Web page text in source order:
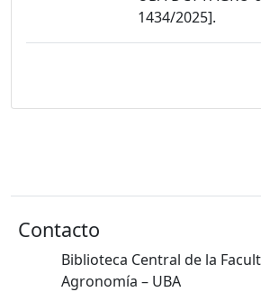
1434/2025].
Contacto
Biblioteca Central de la
Agronomía – UBA